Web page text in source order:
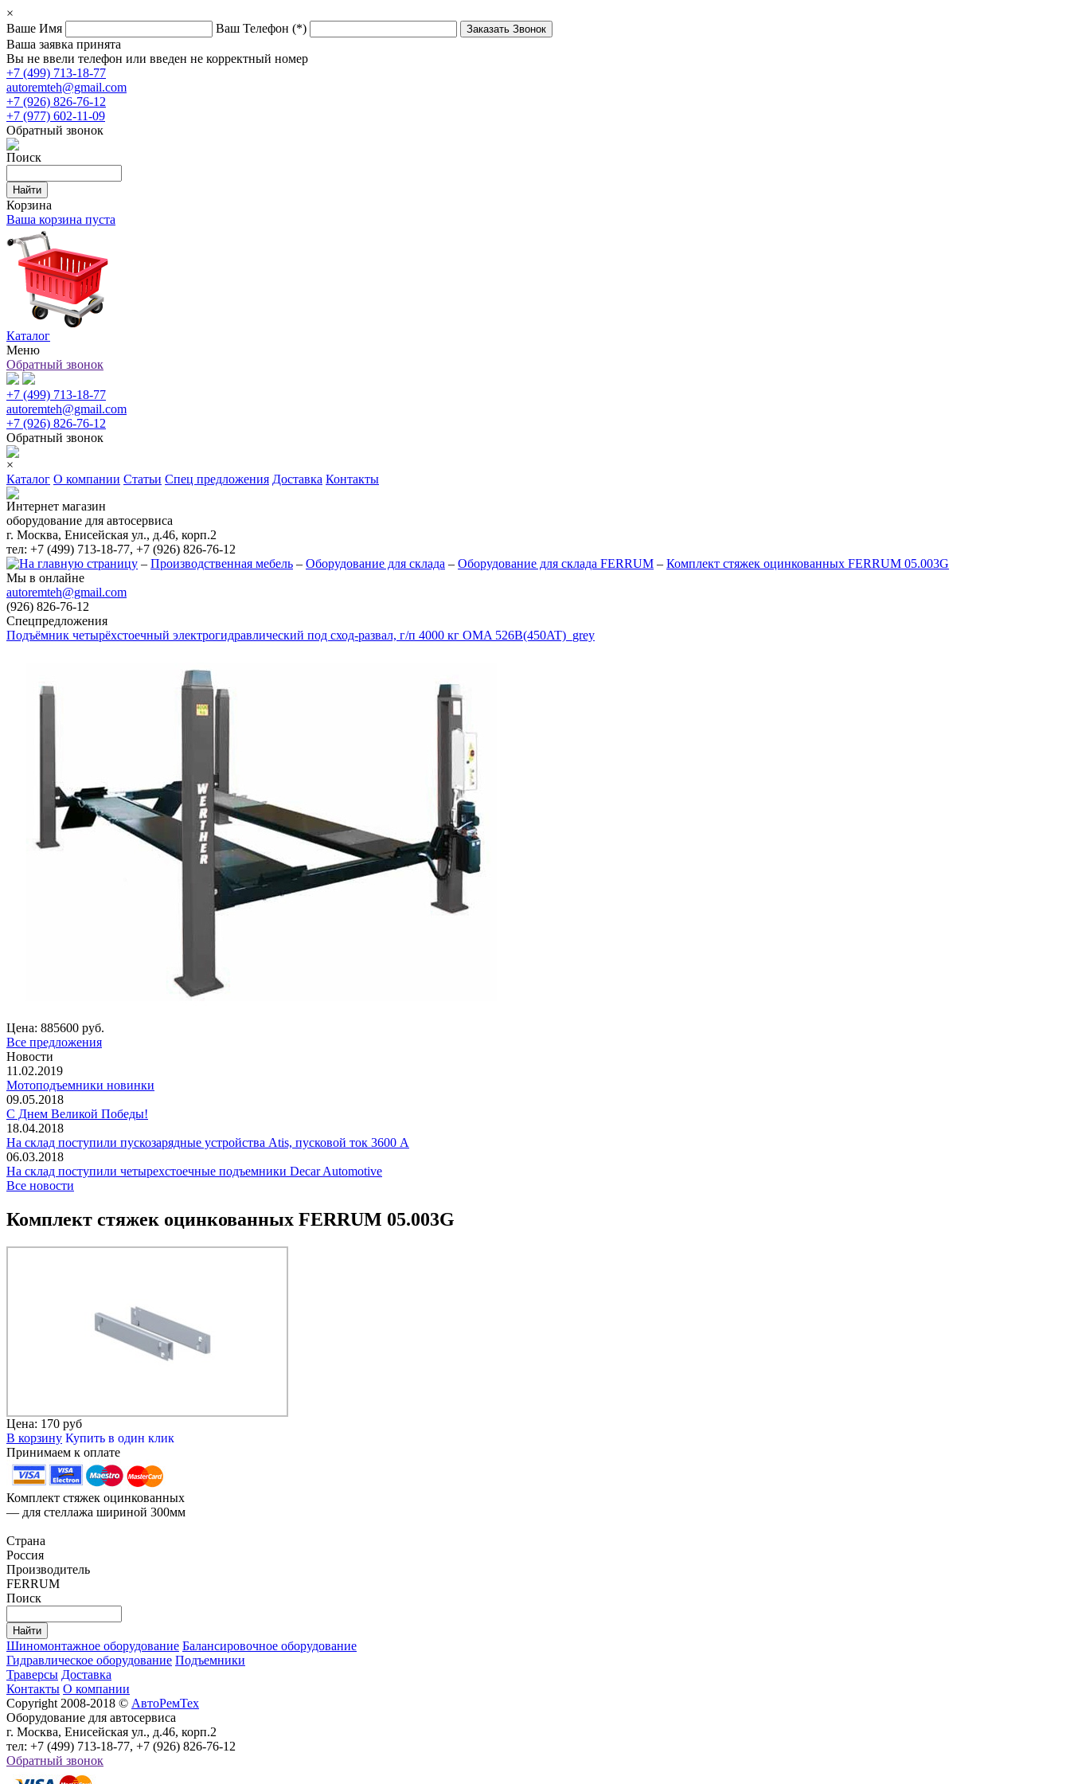
×
Ваше Имя
Ваш Телефон (*)
Ваша заявка принята
Вы не ввели телефон или введен не корректный номер
+7 (499) 713-18-77
autoremteh@gmail.com
+7 (926) 826-76-12
+7 (977) 602-11-09
Обратный звонок
Поиск
Корзина
Ваша корзина пуста
Каталог
Меню
Обратный звонок
+7 (499) 713-18-77
autoremteh@gmail.com
+7 (926) 826-76-12
Обратный звонок
×
Каталог О компании Статьи Спец предложения Доставка Контакты
Интернет магазин
оборудование для автосервиса
г. Москва, Енисейская ул., д.46, корп.2
тел: +7 (499) 713-18-77, +7 (926) 826-76-12
– Производственная мебель – Оборудование для склада – Оборудование для склада FERRUM – Комплект стяжек оцинкованных FERRUM 05.003G
Мы в онлайне
autoremteh@gmail.com
(926) 826-76-12
Спецпредложения
Подъёмник четырёхстоечный электрогидравлический под сход-развал, г/п 4000 кг OMA 526B(450AT)_grey
Цена: 885600 руб.
Все предложения
Новости
11.02.2019
Мотоподъемники новинки
09.05.2018
С Днем Великой Победы!
18.04.2018
На склад поступили пускозарядные устройства Atis, пусковой ток 3600 А
06.03.2018
На склад поступили четырехстоечные подъемники Decar Automotive
Все новости
Комплект стяжек оцинкованных FERRUM 05.003G
Цена: 170 руб
В корзину Купить в один клик
Принимаем к оплате
Комплект стяжек оцинкованных
— для стеллажа шириной 300мм
Страна
Россия
Производитель
FERRUM
Поиск
Шиномонтажное оборудование Балансировочное оборудование
Гидравлическое оборудование Подъемники
Траверсы Доставка
Контакты О компании
Copyright 2008-2018 © АвтоРемТех
Оборудование для автосервиса
г. Москва, Енисейская ул., д.46, корп.2
тел: +7 (499) 713-18-77, +7 (926) 826-76-12
Обратный звонок